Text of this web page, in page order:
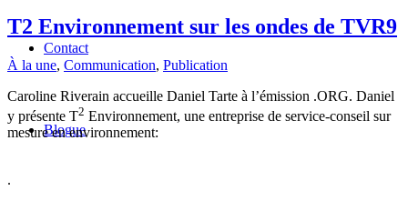
Contact
Blogue
T2 Environnement sur les ondes de TVR9
À la une, Communication, Publication
Caroline Riverain accueille Daniel Tarte à l’émission .ORG. Daniel
y présente T2 Environnement, une entreprise de service-conseil sur
mesure en environnement:
.